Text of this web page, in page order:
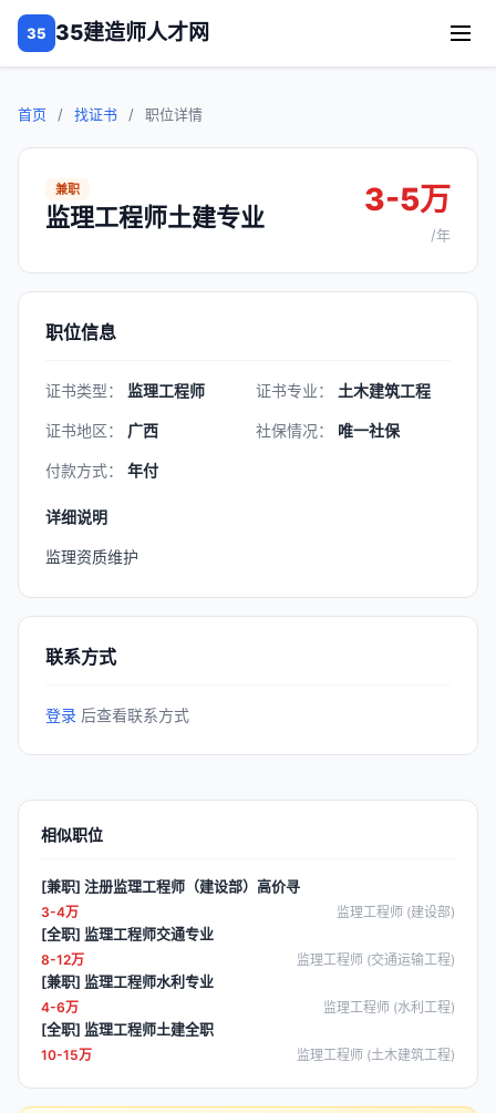
35 35建造师人才网
首页 / 找证书 / 职位详情
兼职
监理工程师土建专业 3-5万
/年
职位信息
证书类型： 监理工程师 证书专业： 土木建筑工程
证书地区： 广西 社保情况： 唯一社保
付款方式： 年付
详细说明
监理资质维护
联系方式
登录 后查看联系方式
相似职位
[兼职] 注册监理工程师（建设部）高价寻
3-4万 监理工程师 (建设部)
[全职] 监理工程师交通专业
8-12万 监理工程师 (交通运输工程)
[兼职] 监理工程师水利专业
4-6万 监理工程师 (水利工程)
[全职] 监理工程师土建全职
10-15万 监理工程师 (土木建筑工程)